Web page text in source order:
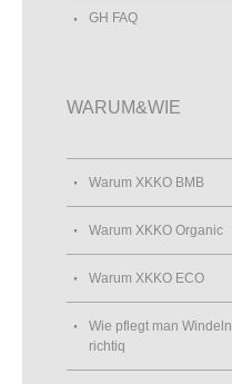
GH FAQ
WARUM&WIE
Warum XKKO BMB
Warum XKKO Organic
Warum XKKO ECO
Wie pflegt man Windeln
richtiq